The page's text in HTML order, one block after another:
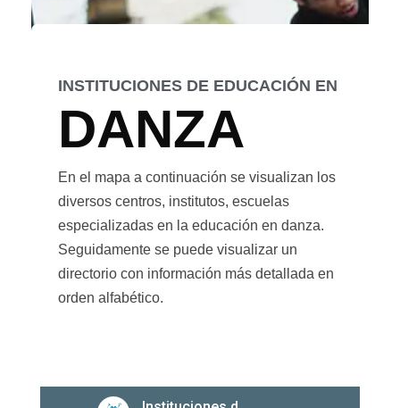
INSTITUCIONES DE EDUCACIÓN EN
DANZA
En el mapa a continuación se visualizan los
diversos centros, institutos, escuelas
especializadas en la educación en danza.
Seguidamente se puede visualizar un
directorio con información más detallada en
orden alfabético.